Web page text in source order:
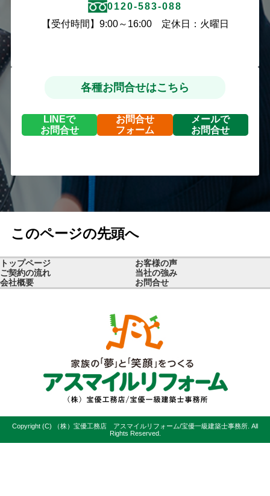
0120-583-088
【受付時間】9:00～16:00 定休日：火曜日
各種お問合せはこちら
LINEで
お問合せ
お問合せ
フォーム
メールで
お問合せ
このページの先頭へ
トップページ
お客様の声
ご契約の流れ
当社の強み
会社概要
お問合せ
Copyright (C) （株）宝優工務店 アスマイルリフォーム/宝優一級建築士事務所. All
Rights Reserved.